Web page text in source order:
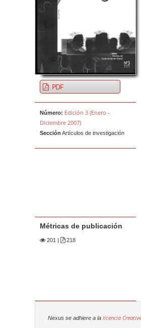
PDF
Número: Edición 3 (Enero -
Diciembre 2007)
Sección Artículos de investigación
Métricas de publicación
201 | 218
Nexus se adhiere a la licencia